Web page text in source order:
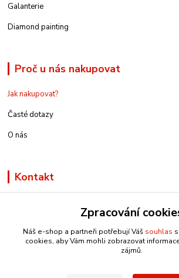
Galanterie
Diamond painting
Proč u nás nakupovat
Jak nakupovat?
Časté dotazy
O nás
Kontakt
info@e-rucniprace.cz
Zpracování
Náš e-shop a partneři potřebují Váš souhlas
cookies, aby Vám mohli zobrazovat
zájmů.